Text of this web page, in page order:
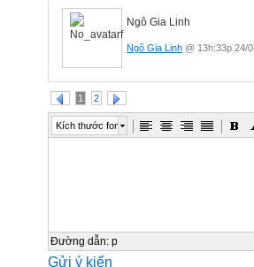
Ngô Gia Linh
Ngô Gia Linh @ 13h:33p 24/
1 2
Kích thước font
Đường dẫn: p
Gửi ý kiến